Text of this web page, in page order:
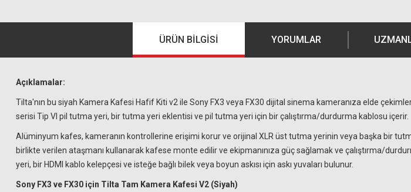
ÜRÜN BILGISI YORUMLAR
Açıklamalar:
Tilta'nın bu siyah Kamera Kafesi Hafif Kiti v2 ile Sony FX3 veya FX30 dijital sinema kameranıza elde
serisi Tip VI pil tutma yeri, bir tutma yeri eklentisi ve pil tutma yeri için bir çalıştırma/durdurma kablosu içerir.
Alüminyum kafes, kameranın kontrollerine erişimi korur ve orijinal XLR üst tutma yerinin veya başka bir
birlikte verilen ataşmanı kullanarak kafese monte edilir ve ekipmanınıza güç sağlamak ve çalıştırma/
yeri, bir HDMI kablo kelepçesi ve isteğe bağlı bilek veya boyun askısı için askı yuvaları bulunur.
Sony FX3 ve FX30 için Tilta Tam Kamera Kafesi V2 (Siyah)